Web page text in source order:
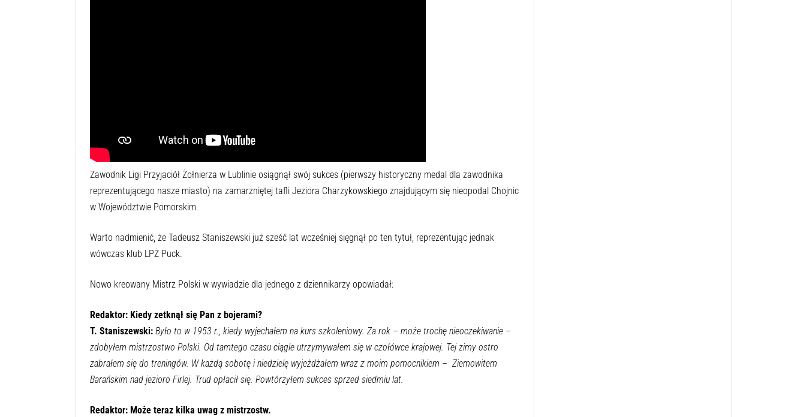
Zawodnik Ligi Przyjaciół Żołnierza w Lublinie osiągnął swój sukces (pierwszy historyczny medal dla zawodnika
reprezentującego nasze miasto) na zamarzniętej tafli Jeziora Charzykowskiego znajdującym się nieopodal Chojnic
w Województwie Pomorskim.
Warto nadmienić, że Tadeusz Staniszewski już sześć lat wcześniej sięgnął po ten tytuł, reprezentując jednak
wówczas klub LPŻ Puck.
Nowo kreowany Mistrz Polski w wywiadzie dla jednego z dziennikarzy opowiadał:
Redaktor: Kiedy zetknął się Pan z bojerami?
T. Staniszewski: Było to w 1953 r., kiedy wyjechałem na kurs szkoleniowy. Za rok – może trochę nieoczekiwanie –
zdobyłem mistrzostwo Polski. Od tamtego czasu ciągle utrzymywałem się w czołówce krajowej. Tej zimy ostro
zabrałem się do treningów. W każdą sobotę i niedzielę wyjeżdżałem wraz z moim pomocnikiem – Ziemowitem
Barańskim nad jezioro Firlej. Trud opłacił się. Powtórzyłem sukces sprzed siedmiu lat.
Redaktor: Może teraz kilka uwag z mistrzostw.